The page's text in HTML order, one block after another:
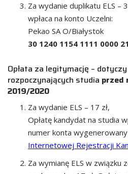
Za wydanie duplikatu ELS –
wpłaca na konto Uczelni:
Pekao SA O/Białystok
30 1240 1154 1111 0000
Opłata za legitymację –
rozpoczynających studia przed
2019/2020
Za wydanie ELS – 17 zł,
Opłatę kandydat na studia
numer konta
Internetowej Rejestracji
Za wymianę ELS w związku